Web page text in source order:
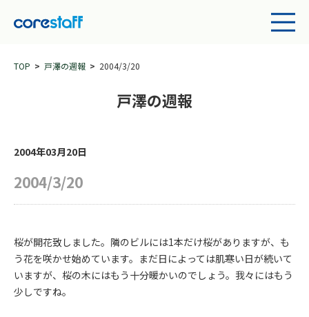
TOP 戸澤の週報 2004/3/20
戸澤の週報
2004年03月20日
2004/3/20
桜が開花致しました。隣のビルには1本だけ桜がありますが、も
う花を咲かせ始めています。まだ日によっては肌寒い日が続いて
いますが、桜の木にはもう十分暖かいのでしょう。我々にはもう
少しですね。